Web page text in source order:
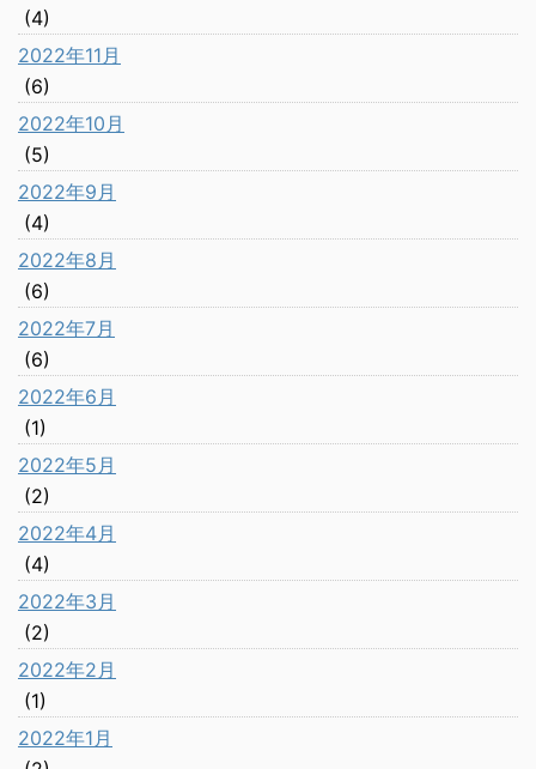
(4)
2022年11月
(6)
2022年10月
(5)
2022年9月
(4)
2022年8月
(6)
2022年7月
(6)
2022年6月
(1)
2022年5月
(2)
2022年4月
(4)
2022年3月
(2)
2022年2月
(1)
2022年1月